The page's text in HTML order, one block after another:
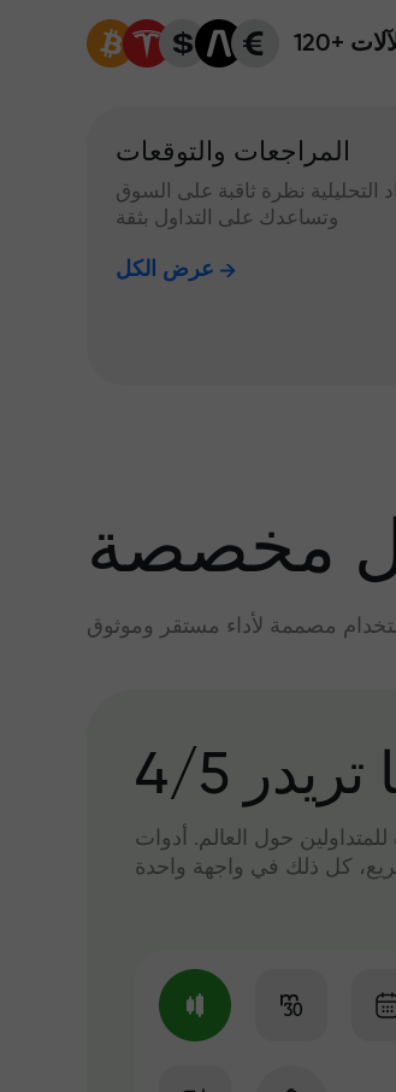
الآلات
المراجعات والتوقعات
التحليلية نظرة ثاقبة على السوق
وتساعدك على التداول بثقة
عرض الكل
مخصصة
مصممة لأداء مستقر وموثوق
4/5
للمتداولين حول العالم. أدوات